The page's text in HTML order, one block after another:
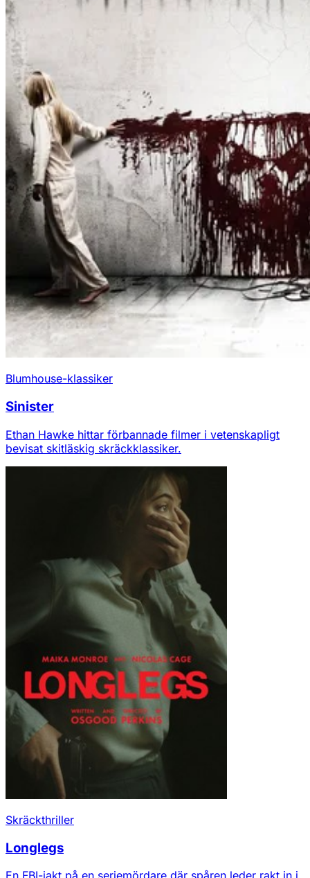
Blumhouse-klassiker
Sinister
Ethan Hawke hittar förbannade filmer i vetenskapligt
bevisat skitläskig skräckklassiker.
Skräckthriller
Longlegs